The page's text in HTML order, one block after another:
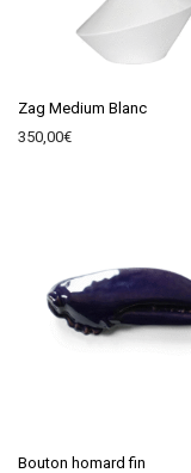
Zag Medium Blanc
350,00€
Bouton homard fin